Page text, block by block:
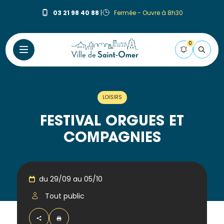
contenu
principal
03 21 98 40 88 | Fermée - Ouvre à 8h30
0
FLASH
LOISIRS
FESTIVAL ORGUES ET
COMPAGNIES
du 29/09 au 05/10
Tout public
être
informé(e)
de la
mise
ligne